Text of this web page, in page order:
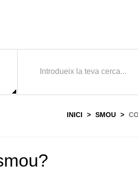
INICI SMOU